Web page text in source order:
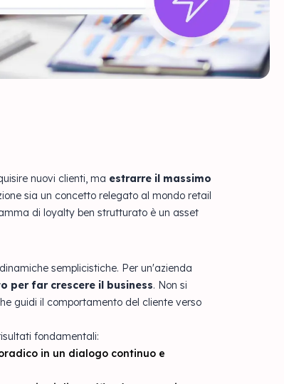
nuovi clienti, ma estrarre il massimo
sia un concetto relegato al mondo retail
di loyalty ben strutturato è un asset
semplicistiche. Per un'azienda
per far crescere il business. Non si
guidi il comportamento del cliente verso
fondamentali:
in un dialogo continuo e